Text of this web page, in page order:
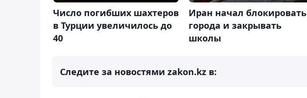
Число погибших шахтеров
в Турции увеличилось до
40
Иран начал блокировать
города и закрывать
школы
Следите за новостями zakon.kz в: